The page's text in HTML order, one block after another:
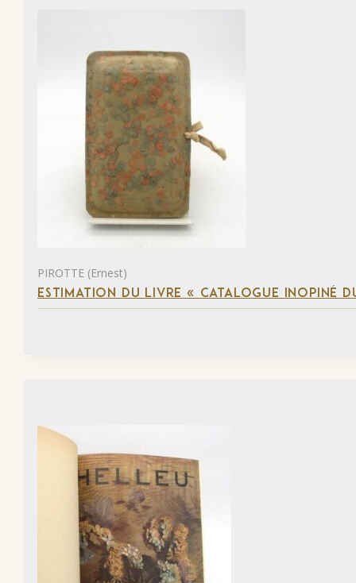
PIROTTE (Ernest)
ESTIMATION DU LIVRE « CATALOGUE INOPINÉ